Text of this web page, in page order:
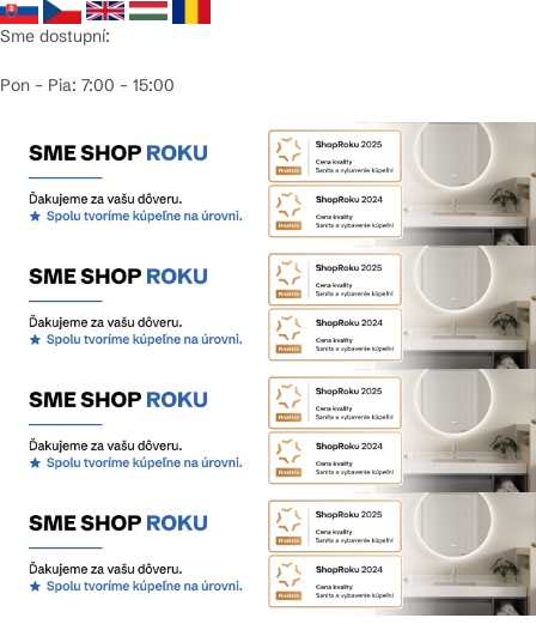
Sme dostupní:
Pon – Pia: 7:00 – 15:00